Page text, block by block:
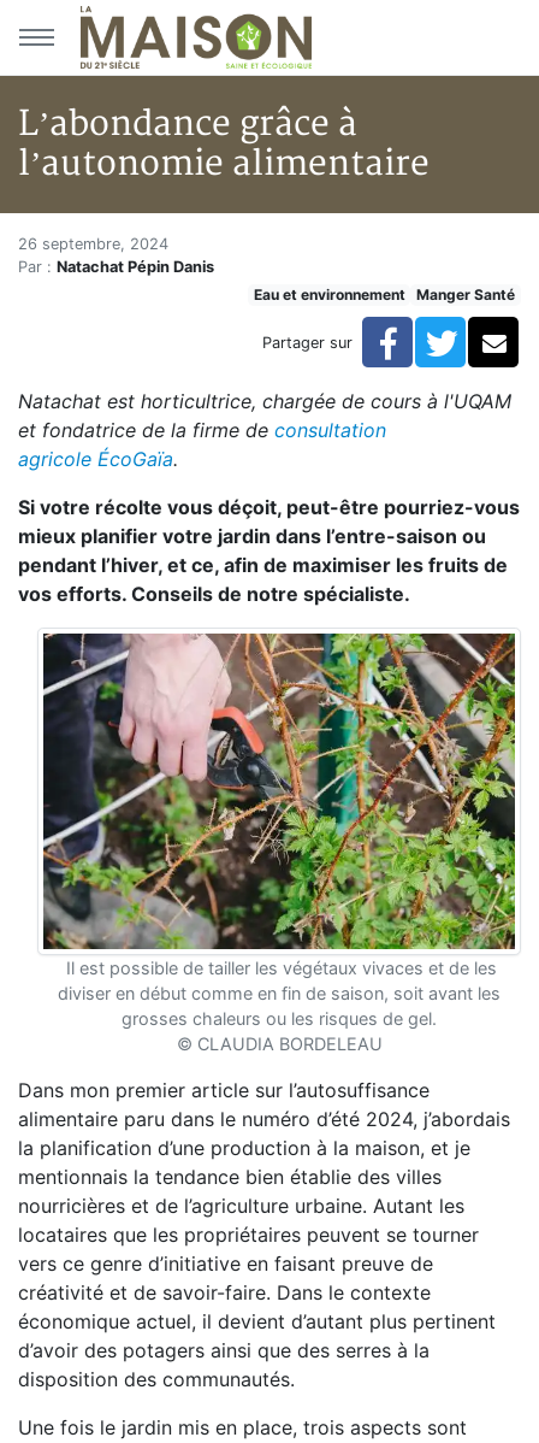
Aller au menu principal
Aller au contenu principal
L’abondance grâce à
l’autonomie alimentaire
Accueil
Articles
L’abondance grâce à l’autonomie alimentaire
L’abondance grâce à
26 septembre, 2024
Par : Natachat Pépin Danis
Eau et environnement
Manger Santé
Partager sur Facebook
Natachat est horticultrice, chargée de cours à l'UQAM
et fondatrice de la firme de consultation
agricole ÉcoGaïa.
Si votre récolte vous déçoit, peut-être pourriez-vous
mieux planifier votre jardin dans l’entre-saison ou
pendant l’hiver, et ce, afin de maximiser les fruits de
vos efforts. Conseils de notre spécialiste.
Il est possible de tailler les végétaux vivaces et de les
diviser en début comme en fin de saison, soit avant les
grosses chaleurs ou les risques de gel.
© CLAUDIA BORDELEAU
Dans mon premier article sur l’autosuffisance
alimentaire paru dans le numéro d’été 2024, j’abordais
la planification d’une production à la maison, et je
mentionnais la tendance bien établie des villes
nourricières et de l’agriculture urbaine. Autant les
locataires que les propriétaires peuvent se tourner
vers ce genre d’initiative en faisant preuve de
créativité et de savoir-faire. Dans le contexte
économique actuel, il devient d’autant plus pertinent
d’avoir des potagers ainsi que des serres à la
disposition des communautés.
Une fois le jardin mis en place, trois aspects sont